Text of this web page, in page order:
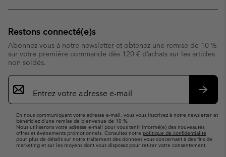
Restons connecté(e)s
Abonnez-vous à notre newsletter et obtenez une remise de 10 %
sur votre première commande dès 120 € d’achats sur les articles
non soldés.
Inscription
par
e-
En nous communiquant votre adresse e-mail, vous vous inscrivez à notre newsletter et
bénéficiez d’une remise de bienvenue de 10 %.
Nous utiliserons votre adresse e-mail pour vous tenir informé(e) des nouveautés,
offres et événements promotionnels. Consultez notre politique de confidentialité
pour plus de détails sur notre traitement des données vous concernant à des fins de
marketing et sur les moyens dont vous disposez pour retirer votre consentement.